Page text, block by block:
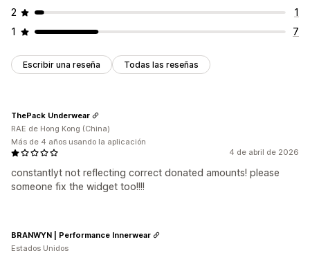
2
1
1
7
Escribir una reseña Todas las reseñas
4 de abril de 2026
constantlyt not reflecting correct donated amounts! please
someone fix the widget too!!!!
ThePack Underwear
RAE de Hong Kong (China)
Más de 4 años usando la aplicación
BRANWYN | Performance Innerwear
Estados Unidos